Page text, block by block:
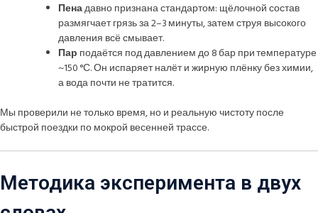
Пенадавно признана стандартом: щёлочной состав
размягчает грязь за 2–3 минуты, затем струя высокого
давления всё смывает.
Пар подаётся под давлением до 8 бар при температуре
~150 °С. Он испаряет налёт и жирную плёнку без химии,
а вода почти не тратится.
Мы проверили не только время, но и реальную чистоту после
быстрой поездки по мокрой весенней трассе.
Методика эксперимента в двух